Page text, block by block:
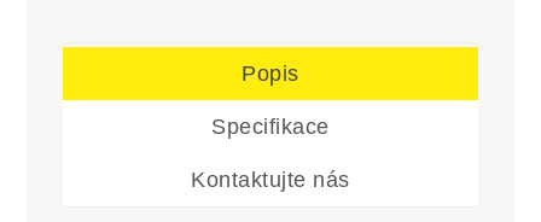
Popis
Specifikace
Kontaktujte nás